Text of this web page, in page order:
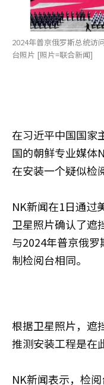
2024年普京俄罗斯总统访
台照片 [照片=联合新闻]
在习近平中国国家
国的朝鲜专业媒体
在安装一个疑似检
NK新闻在1日通过
卫星照片确认了遮
与2024年普京俄
制检阅台相同。
根据卫星照片，遮
推测安装工程是在
NK新闻表示，检